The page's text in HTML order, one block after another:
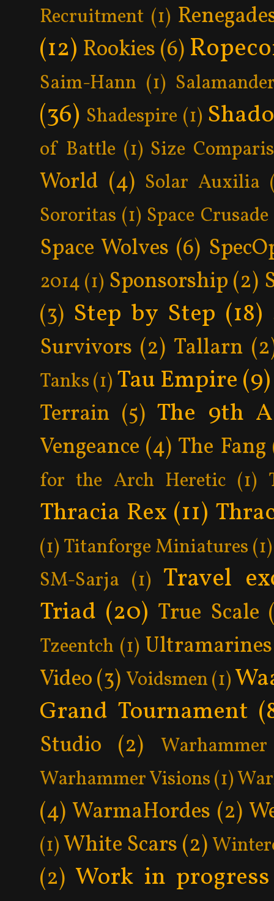
Recruitment (1)
(12) Rookies (6)
Saim-Hann (1)
(36) Shadespire (1)
of Battle (1) Size
World (4) Solar Auxilia
Sororitas (1) Space Crusade
Space Wolves (6)
2014 (1) Sponsorship (2)
(3) Step by Step (18)
Survivors (2) Tallarn
Tanks(1) Tau Empire (9)
Terrain (5) The 9th
Vengeance (4) The Fang
for the Arch Heretic (1)
Thracia Rex (11)
(1) Titanforge Miniatures (1)
SM-Sarja (1) Travel
Triad (20) True Scale
Tzeentch (1) Ultramarines
Video(3) Voidsmen(1)
Grand Tournament
Studio (2)
Warhammer Visions(1)
(4) WarmaHordes (2)
(1)White Scars (2)
(2) Work in progress